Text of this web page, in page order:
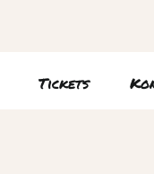
Tickets